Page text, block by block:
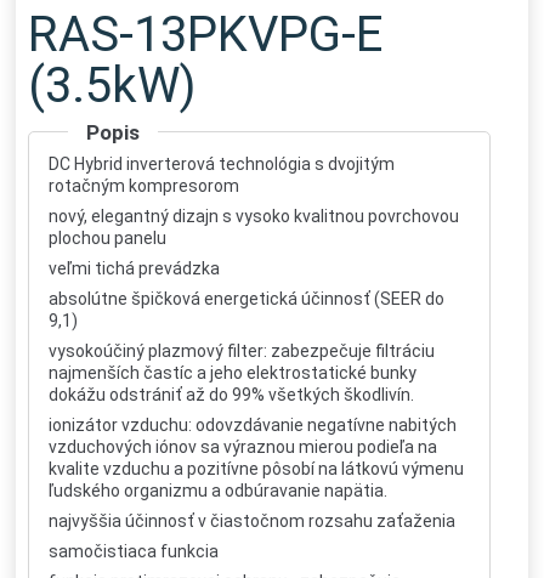
RAS-13PKVPG-E
(3.5kW)
Popis
DC Hybrid inverterová technológia s dvojitým
rotačným kompresorom
nový, elegantný dizajn s vysoko kvalitnou povrchovou
plochou panelu
veľmi tichá prevádzka
absolútne špičková energetická účinnosť (SEER do
9,1)
vysokoúčiný plazmový filter: zabezpečuje filtráciu
najmenších častíc a jeho elektrostatické bunky
dokážu odstrániť až do 99% všetkých škodlivín.
ionizátor vzduchu: odovzdávanie negatívne nabitých
vzduchových iónov sa výraznou mierou podieľa na
kvalite vzduchu a pozitívne pôsobí na látkovú výmenu
ľudského organizmu a odbúravanie napätia.
najvyššia účinnosť v čiastočnom rozsahu zaťaženia
samočistiaca funkcia